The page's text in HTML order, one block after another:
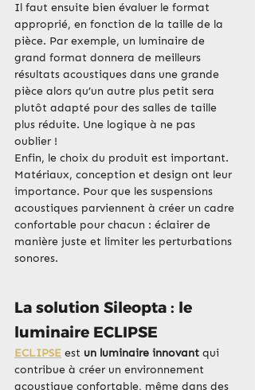
Il faut ensuite bien évaluer le format
approprié, en fonction de la taille de la
pièce. Par exemple, un luminaire de
grand format donnera de meilleurs
résultats acoustiques dans une grande
pièce alors qu’un autre plus petit sera
plutôt adapté pour des salles de taille
plus réduite. Une logique à ne pas
oublier !
Enfin, le choix du produit est important.
Matériaux, conception et design ont leur
importance. Pour que les suspensions
acoustiques parviennent à créer un cadre
confortable pour chacun : éclairer de
manière juste et limiter les perturbations
sonores.
La solution Sileopta : le
luminaire ECLIPSE
ECLIPSE est un luminaire innovant qui
contribue à créer un environnement
acoustique confortable, même dans des